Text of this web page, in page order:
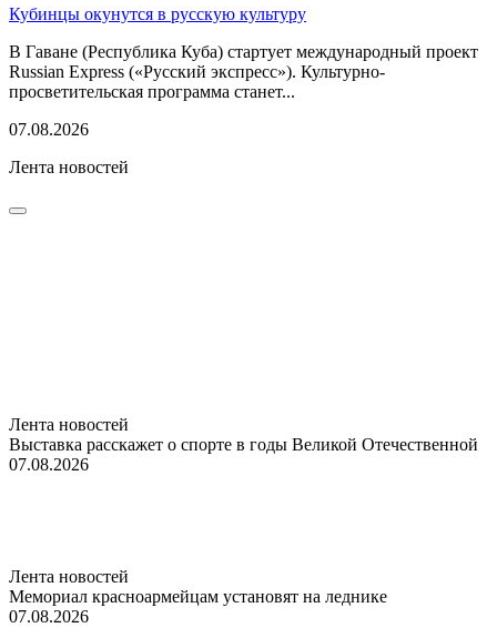
Кубинцы окунутся в русскую культуру
В Гаване (Республика Куба) стартует международный проект
Russian Express («Русский экспресс»). Культурно-
просветительская программа станет...
07.08.2026
Лента новостей
Лента новостей
Выставка расскажет о спорте в годы Великой Отечественной
07.08.2026
Лента новостей
Мемориал красноармейцам установят на леднике
07.08.2026